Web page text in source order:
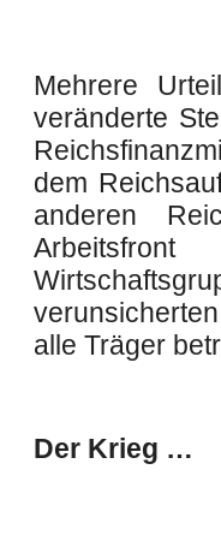
Mehrere
veränderte
dem
anderen
alle Träger
Der Krieg …